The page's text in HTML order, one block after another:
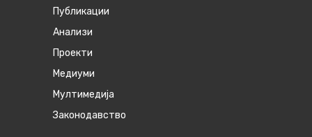
Публикации
Анализи
Проекти
Медиуми
Мултимедија
Законодавство